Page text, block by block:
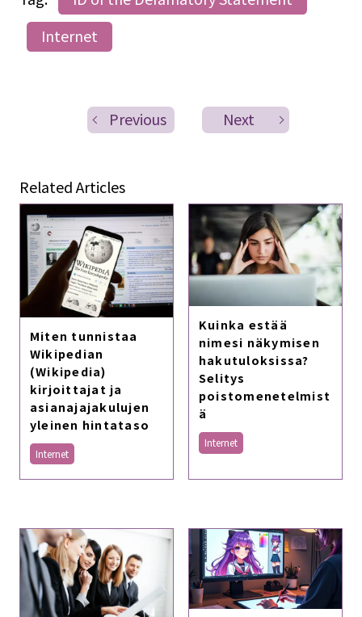
Internet
Previous Next
Related Articles
Miten tunnistaa
Wikipedian
(Wikipedia)
kirjoittajat ja
asianajajakulujen
yleinen hintataso
Internet
Kuinka estää
nimesi näkymisen
hakutuloksissa?
Selitys
poistomenetelmist
ä
Internet